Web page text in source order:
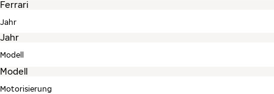
Jahr
Modell
Motorisierung